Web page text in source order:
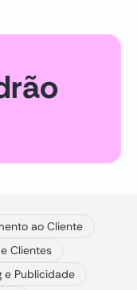
ao Cliente
Clientes
e Publicidade